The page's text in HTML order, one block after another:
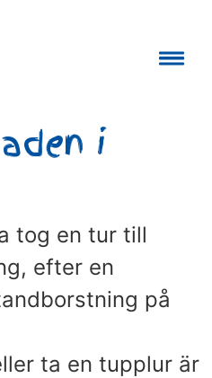
i
tog en tur till
efter en
på
ta en tupplur är